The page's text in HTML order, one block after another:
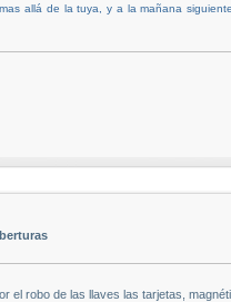
allá de la tuya, y a la mañana
el robo de las llaves las tarjetas,